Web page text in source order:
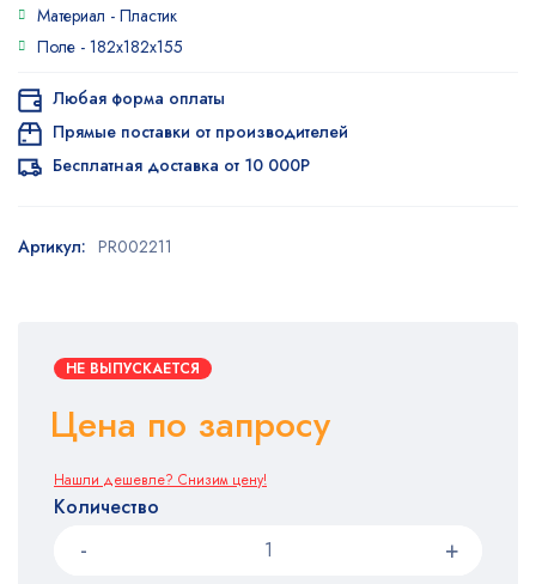
Материал - Пластик
Поле - 182x182x155
НЕ ВЫПУСКАЕТСЯ
Цена по запросу
Нашли дешевле? Снизим цену!
Количество
Любая форма оплаты
Прямые поставки от производителей
Бесплатная доставка от 10 000Р
Артикул: PR002211